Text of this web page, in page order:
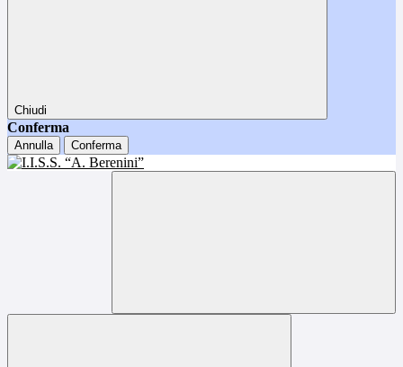
Chiudi
Conferma
Annulla Conferma